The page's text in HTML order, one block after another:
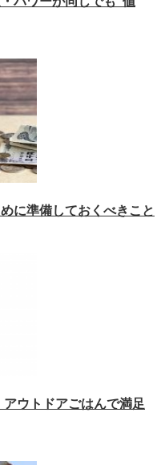
に準備しておくべきこと
ウトドアごはんで満足